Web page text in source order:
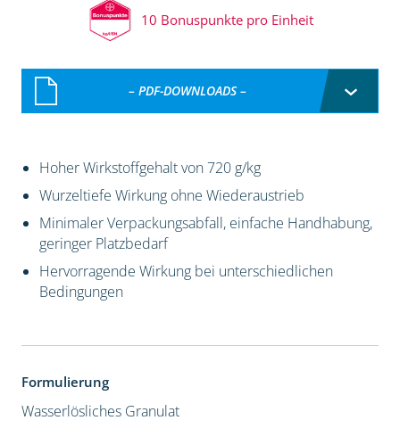
10 Bonuspunkte pro Einheit
– PDF-DOWNLOADS –
Hoher Wirkstoffgehalt von 720 g/kg
Wurzeltiefe Wirkung ohne Wiederaustrieb
Minimaler Verpackungsabfall, einfache Handhabung,
geringer Platzbedarf
Hervorragende Wirkung bei unterschiedlichen
Bedingungen
Formulierung
Wasserlösliches Granulat